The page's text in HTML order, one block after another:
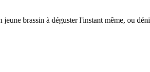
brassin à déguster l'instant même, ou